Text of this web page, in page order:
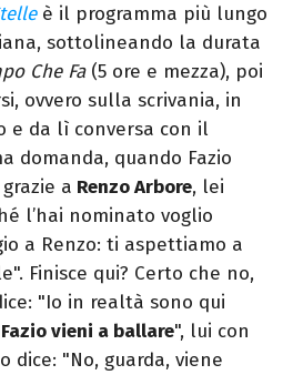
è il programma più lungo
sottolineando la durata
Che Fa(5 ore e mezza), poi
ovvero sulla scrivania, in
e da lì conversa con il
domanda, quando Fazio
a Renzo Arbore, lei
l’hai nominato voglio
a Renzo: ti aspettiamo a
Finisce qui? Certo che no,
"Io in realtà sono qui
Fazio vieni a ballare", lui con
dice: "No, guarda, viene